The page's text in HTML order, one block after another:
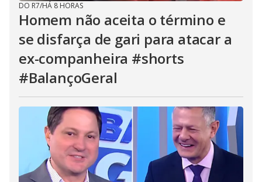
DO R7/HÁ 8 HORAS
Homem não aceita o término e
se disfarça de gari para atacar a
ex-companheira #shorts
#BalançoGeral